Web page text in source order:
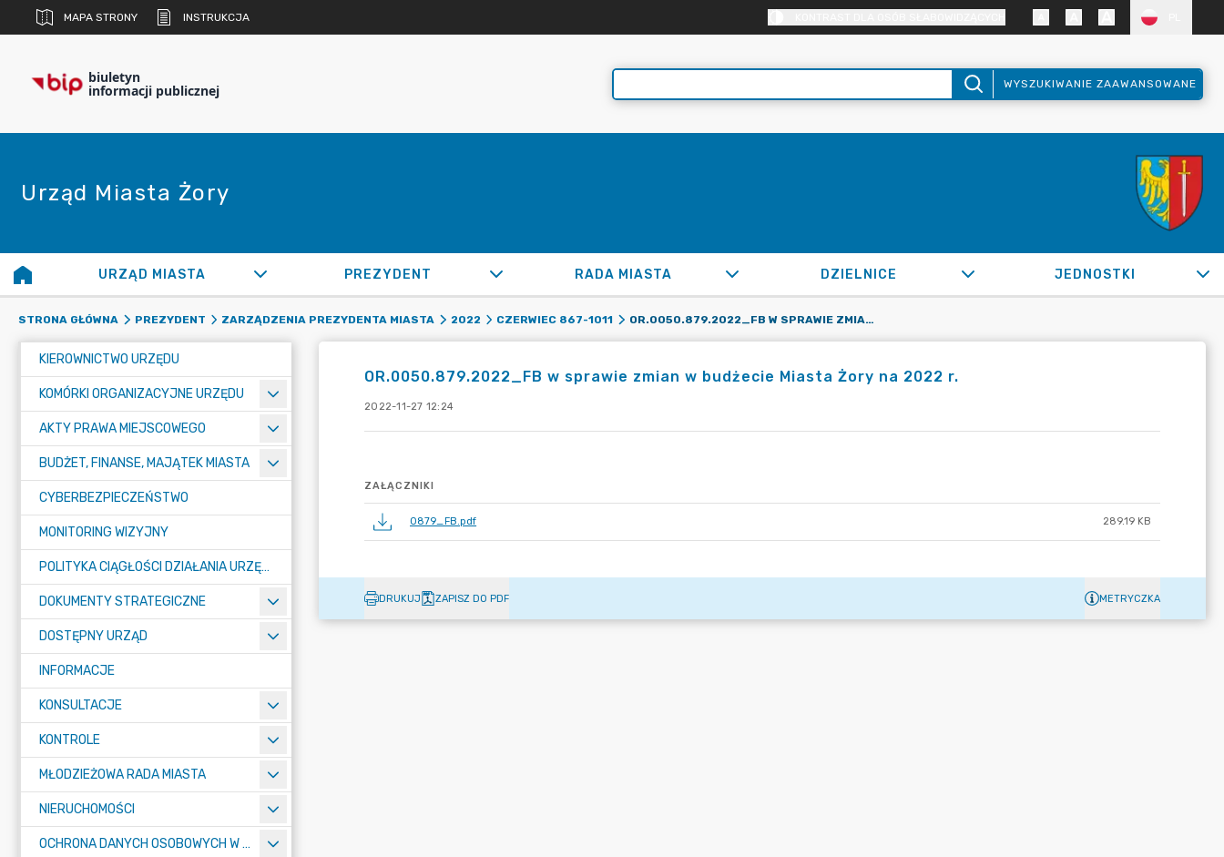
MAPA STRONY INSTRUKCJA
biuletyn
informacji publicznej WYSZUKIWANIE ZAAWANSOWANE
Urząd Miasta Żory
URZĄD MIASTA PREZYDENT RADA MIASTA DZIELNICE JEDNOSTKI
STRONA GŁÓWNA PREZYDENT ZARZĄDZENIA PREZYDENTA MIASTA 2022 CZERWIEC 867-1011 OR.0050.879.2022_FB W SPRAWIE ZMIAN W BUDŻECIE MIASTA ŻORY NA 2022 R.
KIEROWNICTWO URZĘDU
KOMÓRKI ORGANIZACYJNE URZĘDU
AKTY PRAWA MIEJSCOWEGO
BUDŻET, FINANSE, MAJĄTEK MIASTA
CYBERBEZPIECZEŃSTWO
MONITORING WIZYJNY
POLITYKA CIĄGŁOŚCI DZIAŁANIA URZĘDU MIASTA ŻORY
DOKUMENTY STRATEGICZNE
DOSTĘPNY URZĄD
INFORMACJE
KONSULTACJE
KONTROLE
MŁODZIEŻOWA RADA MIASTA
NIERUCHOMOŚCI
OCHRONA DANYCH OSOBOWYCH W URZĘDZIE MIASTA ŻORY - RODO
OR.0050.879.2022_FB w sprawie zmian w budżecie Miasta Żory na 2022 r.
2022-11-27 12:24
ZAŁĄCZNIKI
0879_FB.pdf 289.19 KB
DRUKUJ ZAPISZ DO PDF METRYCZKA